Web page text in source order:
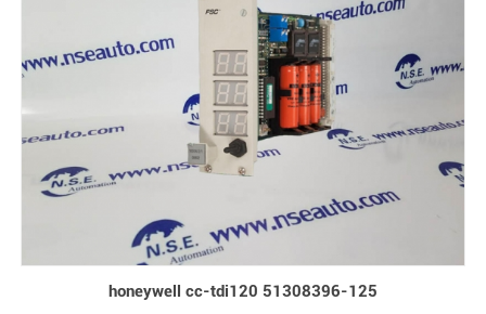
honeywell cc-tdi120 51308396-125